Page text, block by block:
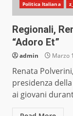
Politica Italiana
Regionali,
“Adoro Et”
admin Marzo
Renata
presidenza
ai giovani